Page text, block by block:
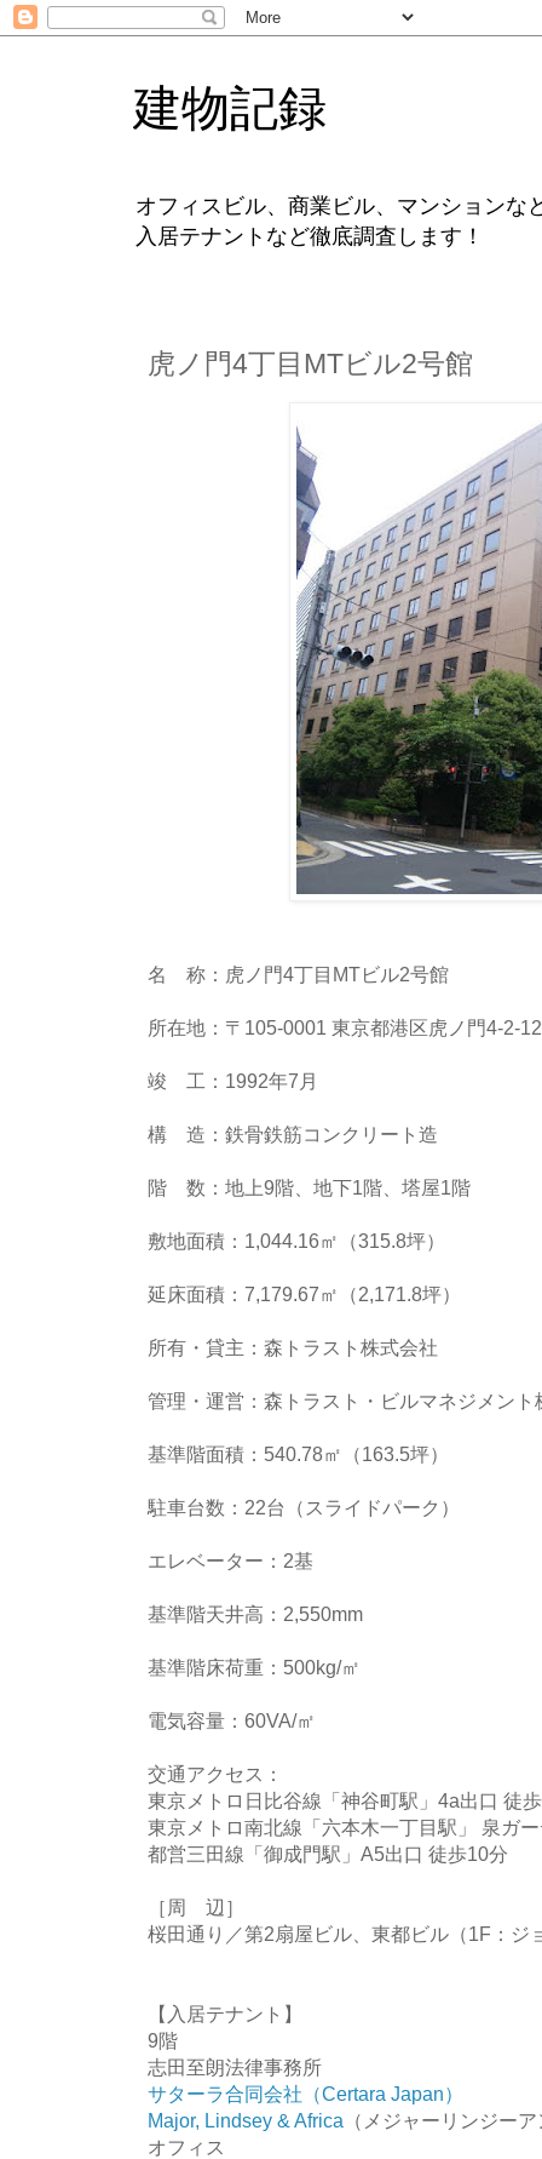
建物記録
オフィスビル、商業ビル、マンションな
入居テナントなど徹底調査します！
虎ノ門4丁目MTビル2号館
名 称：虎ノ門4丁目MTビル2号館
所在地：〒105-0001 東京都港区虎ノ門4-2-12
竣 工：1992年7月
構 造：鉄骨鉄筋コンクリート造
階 数：地上9階、地下1階、塔屋1階
敷地面積：1,044.16㎡（315.8坪）
延床面積：7,179.67㎡（2,171.8坪）
所有・貸主：森トラスト株式会社
管理・運営：森トラスト・ビルマネジメント
基準階面積：540.78㎡（163.5坪）
駐車台数：22台（スライドパーク）
エレベーター：2基
基準階天井高：2,550mm
基準階床荷重：500kg/㎡
電気容量：60VA/㎡
交通アクセス：
東京メトロ日比谷線「神谷町駅」4a出口 徒
東京メトロ南北線「六本木一丁目駅」 泉ガ
都営三田線「御成門駅」A5出口 徒歩10分
［周 辺］
桜田通り／第2扇屋ビル、東都ビル（1F：ジ
【入居テナント】
9階
志田至朗法律事務所
サターラ合同会社（Certara Japan）
Major, Lindsey & Africa （メジャーリンジー
オフィス